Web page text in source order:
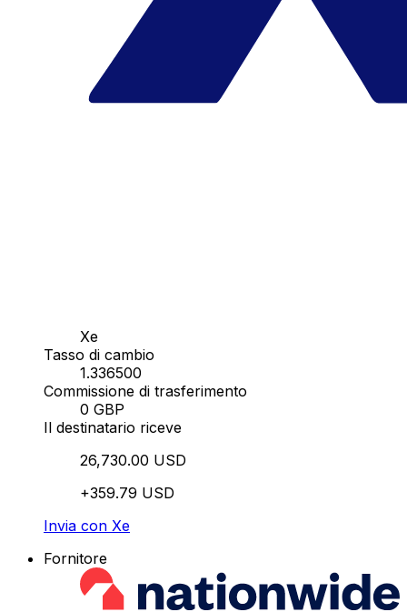
Xe
Tasso di cambio
1.336500
Commissione di trasferimento
0 GBP
Il destinatario riceve
26,730.00 USD
+359.79 USD
Invia con Xe
Fornitore